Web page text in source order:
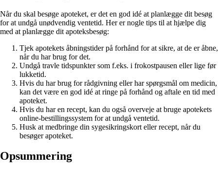
Når du skal besøge apoteket, er det en god idé at planlægge dit besøg
for at undgå unødvendig ventetid. Her er nogle tips til at hjælpe dig
med at planlægge dit apoteksbesøg:
Tjek apotekets åbningstider på forhånd for at sikre, at de er åbne,
når du har brug for det.
Undgå travle tidspunkter som f.eks. i frokostpausen eller lige før
lukketid.
Hvis du har brug for rådgivning eller har spørgsmål om medicin,
kan det være en god idé at ringe på forhånd og aftale en tid med
apoteket.
Hvis du har en recept, kan du også overveje at bruge apotekets
online-bestillingssystem for at undgå ventetid.
Husk at medbringe din sygesikringskort eller recept, når du
besøger apoteket.
Opsummering